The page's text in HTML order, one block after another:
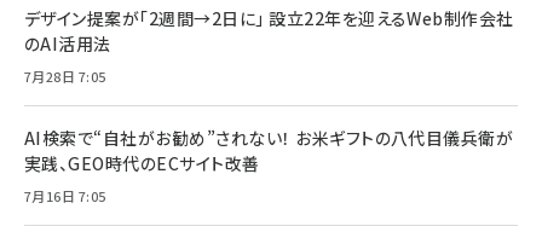
デザイン提案が「2週間→2日に」 設立22年を迎えるWeb制作会社
のAI活用法
7月28日 7:05
AI検索で“自社がお勧め”されない！ お米ギフトの八代目儀兵衛が
実践、GEO時代のECサイト改善
7月16日 7:05